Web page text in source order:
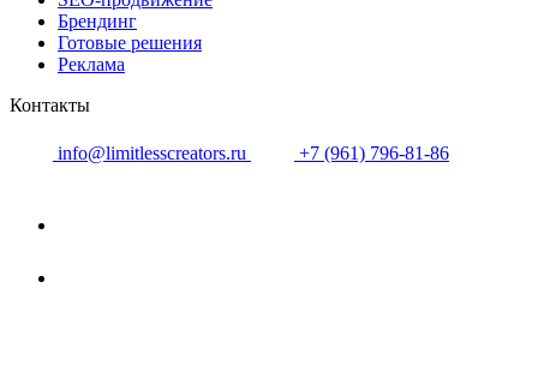
Брендинг
Готовые решения
Реклама
Контакты
info@limitlesscreators.ru +7 (961) 796-81-86